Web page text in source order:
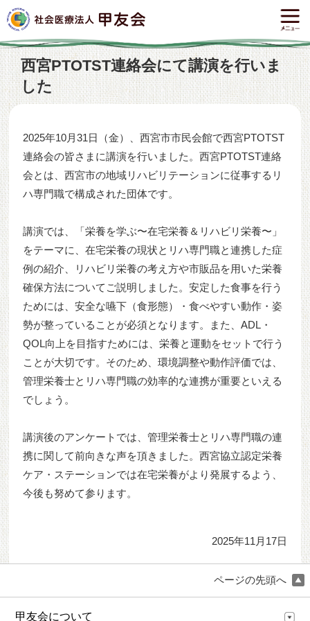
西宮PTOTST連絡会にて講演を行いま
した
2025年10月31日（金）、西宮市市民会館で西宮PTOTST
連絡会の皆さまに講演を行いました。西宮PTOTST連絡
会とは、西宮市の地域リハビリテーションに従事するリ
ハ専門職で構成された団体です。
講演では、「栄養を学ぶ〜在宅栄養＆リハビリ栄養〜」
をテーマに、在宅栄養の現状とリハ専門職と連携した症
例の紹介、リハビリ栄養の考え方や市販品を用いた栄養
確保方法についてご説明しました。安定した食事を行う
ためには、安全な嚥下（食形態）・食べやすい動作・姿
勢が整っていることが必須となります。また、ADL・
QOL向上を目指すためには、栄養と運動をセットで行う
ことが大切です。そのため、環境調整や動作評価では、
管理栄養士とリハ専門職の効率的な連携が重要といえる
でしょう。
講演後のアンケートでは、管理栄養士とリハ専門職の連
携に関して前向きな声を頂きました。西宮協立認定栄養
ケア・ステーションでは在宅栄養がより発展するよう、
今後も努めて参ります。
2025年11月17日
ページの先頭へ
甲友会について